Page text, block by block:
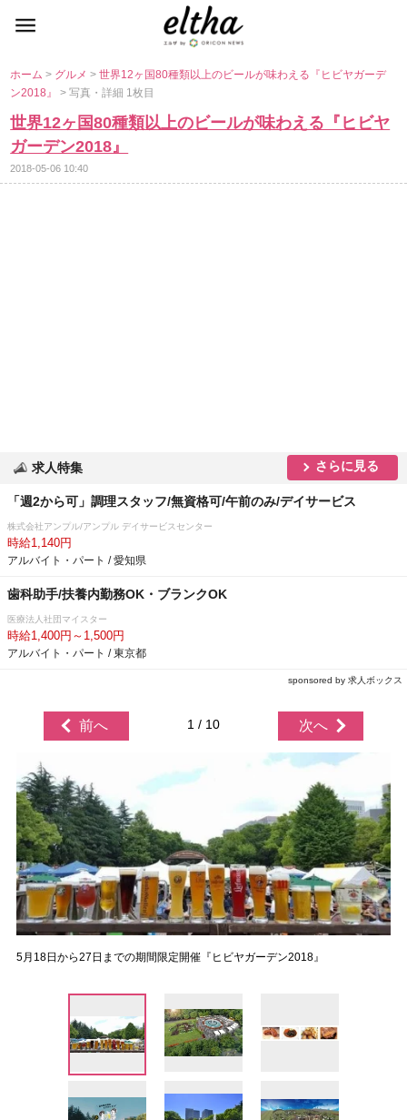
ホーム> グルメ>世界12ヶ国80種類以上のビールが味わえる『ヒビヤガーデ
ン2018』> 写真・詳細 1枚目
世界12ヶ国80種類以上のビールが味わえる『ヒビヤ
ガーデン2018』
2018-05-06 10:40
求人特集 さらに見る
「週2から可」調理スタッフ/無資格可/午前のみ/デイサービス
株式会社アンプル/アンプル デイサービスセンター
時給1,140円
アルバイト・パート / 愛知県
歯科助手/扶養内勤務OK・ブランクOK
医療法人社団マイスター
時給1,400円～1,500円
アルバイト・パート / 東京都
sponsored by 求人ボックス
前へ 1 / 10 次へ
5月18日から27日までの期間限定開催『ヒビヤガーデン2018』